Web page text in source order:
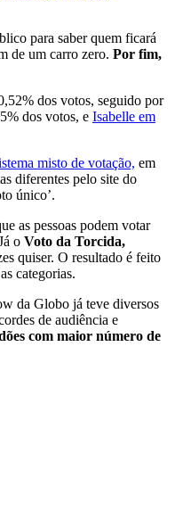
para saber quem ficará
de um carro zero. Por fim,
dos votos, seguido por
dos votos, e Isabelle em
misto de votação, em
diferentes pelo site do
único’.
as pessoas podem votar
o Voto da Torcida,
quiser. O resultado é feito
categorias.
da Globo já teve diversos
de audiência e
com maior número de